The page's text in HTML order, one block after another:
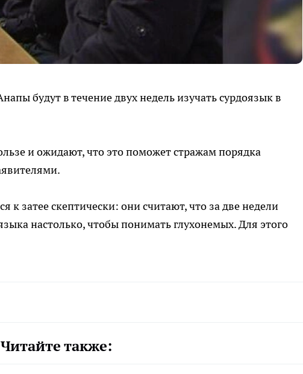
будут в течение двух недель изучать сурдоязык в
и ожидают, что это поможет стражам порядка
к затее скептически: они считают, что за две недели
настолько, чтобы понимать глухонемых. Для этого
Читайте также: